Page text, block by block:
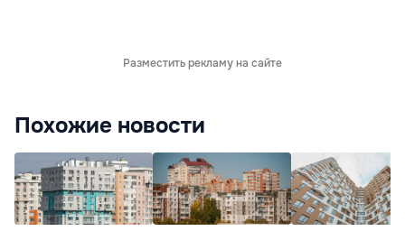
Разместить рекламу на сайте
Похожие новости